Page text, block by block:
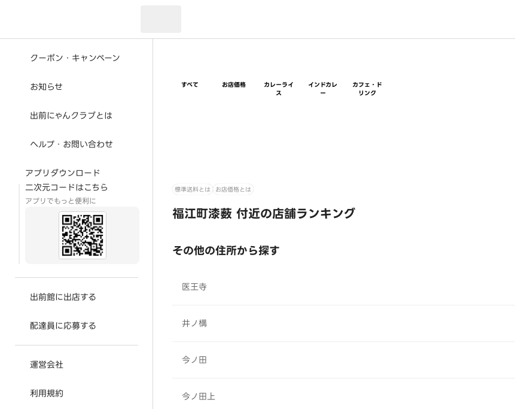
クーポン・キャンペーン
お知らせ
出前にゃんクラブとは
ヘルプ・お問い合わせ
アプリダウンロード
二次元コードはこちら
アプリでもっと便利に
出前館に出店する
配達員に応募する
運営会社
利用規約
すべて お店価格
カレーライ
ス
インドカレ
ー
カフェ・ド
リンク
標準送料とは お店価格とは
福江町漆薮 付近の店舗ランキング
その他の住所から探す
医王寺
井ノ構
今ノ田
今ノ田上